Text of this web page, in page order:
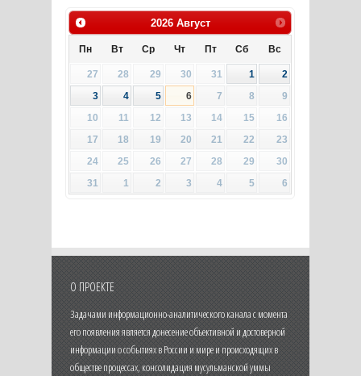
2026 Август
Пн Вт Ср Чт Пт Сб Вс
27 28 29 30 31 1
2
3
4 5 6 7 8
9
10
11 12 13 14 15
16
17
18 19 20 21 22
23
24
25 26 27 28 29
30
31
1 2 3 4 5 6
О ПРОЕКТЕ
Задачами информационно-аналитического канала с момента
его появления является донесение объективной и достоверной
информации о событиях в России и мире и происходящих в
обществе процессах, консолидация мусульманской уммы